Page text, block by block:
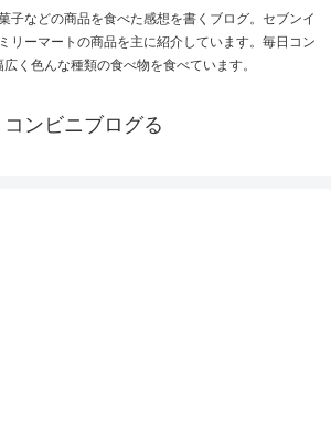
子などの商品を食べた感想を書くブログ。セブンイ
リーマートの商品を主に紹介しています。毎日コン
く色んな種類の食べ物を食べています。
コンビニブログる